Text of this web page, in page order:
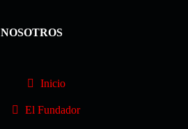
NOSOTROS
Inicio
El Fundador